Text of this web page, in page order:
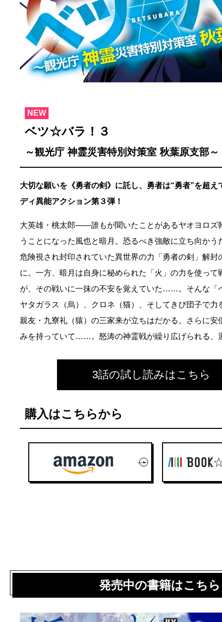
NEW
ベツ☆バラ！３
～観光庁 神霊災害特別対策室 秋葉原支部～
大切な願いを《勇者の剣》に託し、勇者は“勇者”を超
ディ異能アクション第３弾！
大英雄・桃太郎――誰もが聞いたことがあるヤオヨロズ
うことになった風也と暗月。恐るべき強敵に立ち向かう
危険視され封印されていた異世界の力「勇者の剣」解封
に。一方、暗月は自身に秘められた「火」の力を使って
が、その戦いに一抹の不安を覚えていた……。そんな「
ヤタガラス（烏）、クロネ（猫）、そしてきび団子で力
親友・九寮礼（猿）の三家来が立ちはだかる。さらに安
みを持っていて……。怒涛の神霊戦が繰り広げられる、
3話の試し読みはこちら
購入はこちらから
発売中の書籍はこちら